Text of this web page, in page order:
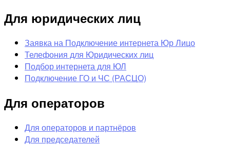
Для юридических лиц
Заявка на Подключение интернета Юр Лицо
Телефония для Юридических лиц
Подбор интернета для ЮЛ
Подключение ГО и ЧС (РАСЦО)
Для операторов
Для операторов и партнёров
Для председателей